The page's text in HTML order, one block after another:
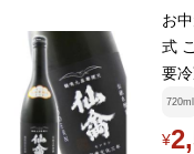
お
式
要
720ml
¥